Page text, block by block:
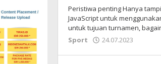
Peristiwa penting Hanya
JavaScript untuk
untuk tujuan turnamen,
Sport
24.07.2023